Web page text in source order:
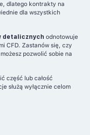
dlatego kontrakty na
dla wszystkich
detalicznych odnotowuje
CFD. Zastanów się, czy
pozwolić sobie na
część lub całość
służą wyłącznie celom